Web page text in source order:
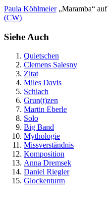
Paula Köhlmeier„Maramba“ auf
(CW)
Siehe Auch
Quietschen
Clemens Salesny
Zitat
Miles Davis
Schiach
Grun(t)zen
Martin Eberle
Solo
Big Band
Mythologie
Missverständnis
Komposition
Anna Dremsek
Daniel Riegler
Glockenturm